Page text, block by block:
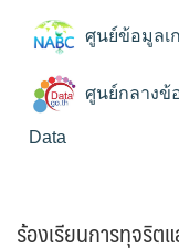
ศูนย์ข้อมูลเ
ศูนย์กลางข้
Data
ร้องเรียนการทุจริต